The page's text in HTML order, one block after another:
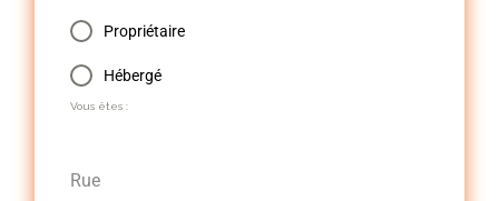
Propriétaire
Hébergé
Vous êtes :
Rue